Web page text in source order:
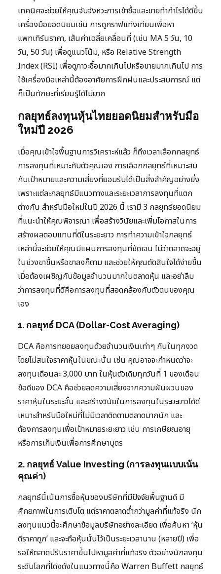
เทคนิคจะช่วยให้คุณจับจังหวะการเข้าซื้อและขายทำกำไรได้ดีขึ้น
เครื่องมือยอดนิยมเช่น การดูกราฟแท่งเทียนเพื่อหา
แพทเทิร์นราคา, เส้นค่าเฉลี่ยเคลื่อนที่ (เช่น MA 5 วัน, 10
วัน, 50 วัน) เพื่อดูแนวโน้ม, หรือ Relative Strength
Index (RSI) เพื่อดูภาวะซื้อมากเกินไปหรือขายมากเกินไป การ
ใช้เครื่องมือเหล่านี้ต้องอาศัยการฝึกฝนและประสบการณ์ แต่
ก็เป็นทักษะที่เรียนรู้ได้ไม่ยาก
กลยุทธ์ลงทุนหุ้นไทยยอดนิยมสำหรับมือ
ใหม่ปี 2026
เมื่อคุณเข้าใจพื้นฐานการวิเคราะห์แล้ว ก็ถึงเวลาเลือกกลยุทธ์
การลงทุนที่เหมาะกับตัวคุณเอง การเลือกกลยุทธ์ที่เหมาะสม
กับเป้าหมายและความเสี่ยงที่ยอมรับได้เป็นสิ่งสำคัญอย่างยิ่ง
เพราะแต่ละกลยุทธ์มีแนวทางและระยะเวลาการลงทุนที่แตก
ต่างกัน สำหรับมือใหม่ในปี 2026 นี้ เรามี 3 กลยุทธ์ยอดนิยม
ที่แนะนำให้คุณพิจารณา เพื่อสร้างวินัยและเพิ่มโอกาสในการ
สร้างผลตอบแทนที่ดีในระยะยาว การทำความเข้าใจกลยุทธ์
เหล่านี้จะช่วยให้คุณมีแผนการลงทุนที่ชัดเจน ไม่ว่าตลาดจะอยู่
ในช่วงขาขึ้นหรือขาลงก็ตาม และช่วยให้คุณตัดสินใจได้ง่ายขึ้น
เมื่อต้องเผชิญกับข้อมูลจำนวนมากในตลาดหุ้น และอย่าลืม
ว่าการลงทุนที่ดีคือการลงทุนที่สอดคล้องกับตัวตนของคุณ
เอง
1. กลยุทธ์ DCA (Dollar-Cost Averaging)
DCA คือการทยอยลงทุนด้วยจำนวนเงินเท่าๆ กันในทุกงวด
โดยไม่สนใจราคาหุ้นในขณะนั้น เช่น คุณอาจจะกำหนดว่าจะ
ลงทุนเดือนละ 3,000 บาท ในหุ้นตัวเดิมทุกวันที่ 1 ของเดือน
ข้อดีของ DCA คือช่วยลดความเสี่ยงจากความผันผวนของ
ราคาหุ้นในระยะสั้น และสร้างวินัยในการลงทุนในระยะยาวได้ดี
เหมาะสำหรับมือใหม่ที่ไม่มีเวลาติดตามตลาดมากนัก และ
ต้องการลงทุนเพื่อเป้าหมายระยะยาว เช่น การเกษียณอายุ
หรือการเก็บเงินเพื่อการศึกษาบุตร
2. กลยุทธ์ Value Investing (การลงทุนแบบเน้น
คุณค่า)
กลยุทธ์นี้เน้นการซื้อหุ้นของบริษัทที่มีปัจจัยพื้นฐานดี มี
ศักยภาพในการเติบโต แต่ราคาตลาดต่ำกว่ามูลค่าที่แท้จริง นัก
ลงทุนแนวนี้จะศึกษาข้อมูลบริษัทอย่างละเอียด เพื่อค้นหา ‘หุ้น
ดีราคาถูก’ และจะถือหุ้นนั้นไว้เป็นระยะเวลานาน (หลายปี) เพื่อ
รอให้ตลาดปรับราคาขึ้นไปหามูลค่าที่แท้จริง ตัวอย่างนักลงทุน
ระดับโลกที่โด่งดังในแนวทางนี้คือ Warren Buffett กลยุทธ์